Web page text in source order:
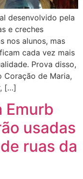
desenvolvido pela
e creches
nos alunos, mas
cada vez mais
Prova disso,
Coração de Maria,
[…]
Emurb
usadas
ruas da